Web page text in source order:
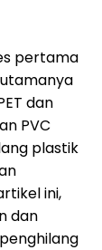
pertama
dan
PVC
plastik
ini,
dan